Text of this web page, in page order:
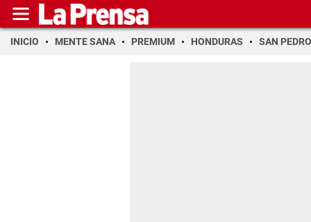
INICIO MENTE SANA PREMIUM HONDURAS SAN PEDRO